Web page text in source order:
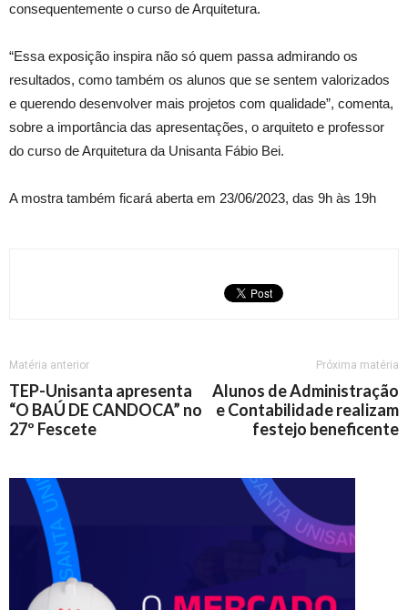
consequentemente o curso de Arquitetura.
“Essa exposição inspira não só quem passa admirando os
resultados, como também os alunos que se sentem valorizados
e querendo desenvolver mais projetos com qualidade”, comenta,
sobre a importância das apresentações, o arquiteto e professor
do curso de Arquitetura da Unisanta Fábio Bei.
A mostra também ficará aberta em 23/06/2023, das 9h às 19h
Matéria anterior
TEP-Unisanta apresenta
“O BAÚ DE CANDOCA” no
27º Fescete
Próxima matéria
Alunos de Administração
e Contabilidade realizam
festejo beneficente